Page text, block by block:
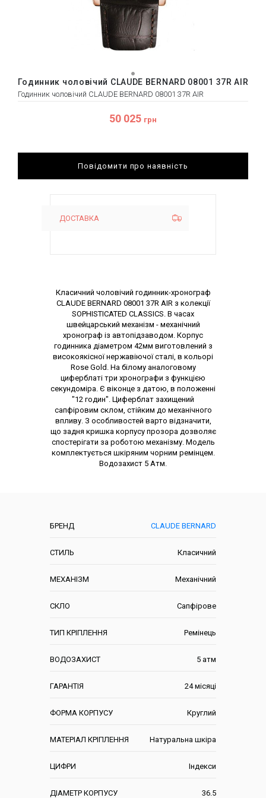
Годинник чоловічий CLAUDE BERNARD 08001 37R AIR
Годинник чоловічий CLAUDE BERNARD 08001 37R AIR
50 025 грн
Повідомити про наявність
ДОСТАВКА
БРЕНД CLAUDE BERNARD
СТИЛЬ Класичний
МЕХАНІЗМ Механічний
СКЛО Сапфірове
ТИП КРІПЛЕННЯ Ремінець
ВОДОЗАХИСТ 5 атм
ГАРАНТІЯ 24 місяці
ФОРМА КОРПУСУ Круглий
МАТЕРІАЛ КРІПЛЕННЯ Натуральна шкіра
ЦИФРИ Індекси
ДІАМЕТР КОРПУСУ 36.5
Опис товару
Класичний чоловічий годинник-хронограф
CLAUDE BERNARD 08001 37R AIR з колекції
SOPHISTICATED CLASSICS. В часах
швейцарський механізм - механічний
хронограф із автопідзаводом. Корпус
годинника діаметром 42мм виготовлений з
високоякісної нержавіючої сталі, в кольорі
Rose Gold. На білому аналоговому
циферблаті три хронографи з функцією
секундоміра. Є віконце з датою, в положенні
"12 годин". Циферблат захищений
сапфіровим склом, стійким до механічного
впливу. З особливостей варто відзначити,
що задня кришка корпусу прозора дозволяє
спостерігати за роботою механізму. Модель
комплектується шкіряним чорним ремінцем.
Водозахист 5 Атм.